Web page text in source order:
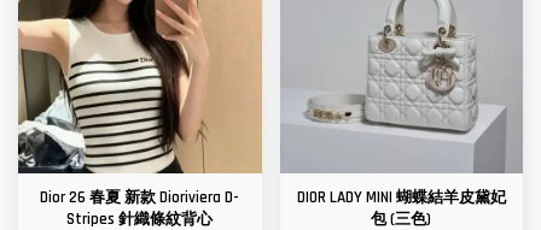
Dior 26 春夏 新款 Dioriviera D-
Stripes 針織條紋背心
DIOR LADY MINI 蝴蝶結羊皮黛妃
包 (三色)